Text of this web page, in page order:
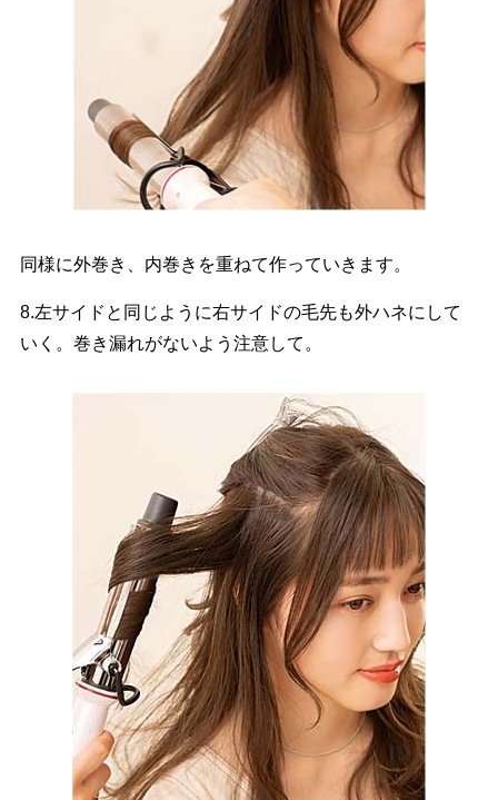
同様に外巻き、内巻きを重ねて作っていきます。
8.左サイドと同じように右サイドの毛先も外ハネにして
いく。巻き漏れがないよう注意して。